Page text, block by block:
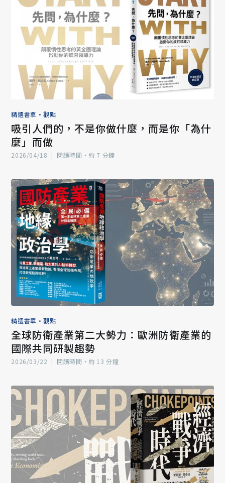
精選書單 •觀點
吸引人們的，不是你做什麼，而是你「為什
麼」而做
2026/04/18 | 閱讀時間‧約 7 分鐘
精選書單 •觀點
全球防衛產業第二大勢力：歐洲防衛產業的
國際共同研製趨勢
2026/03/22 | 閱讀時間‧約 13 分鐘